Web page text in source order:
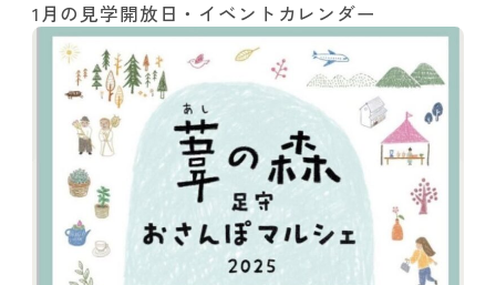
1月の見学開放日・イベントカレンダー